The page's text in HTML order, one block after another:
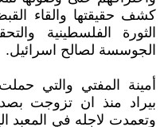
كشف حقيقتها والقاء
الثورة الفلسطينية
الجوسسة لصالح اسرائيل.
أمينة المفتي والتي
بيراد منذ ان تزوجت
وتعمدت لاجله في المعبد